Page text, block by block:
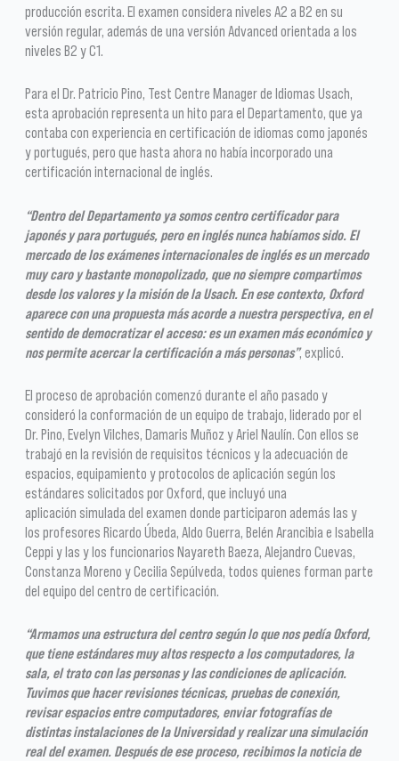
producción escrita. El examen considera niveles A2 a B2 en su
versión regular, además de una versión Advanced orientada a los
niveles B2 y C1.
Para el Dr. Patricio Pino, Test Centre Manager de Idiomas Usach,
esta aprobación representa un hito para el Departamento, que ya
contaba con experiencia en certificación de idiomas como japonés
y portugués, pero que hasta ahora no había incorporado una
certificación internacional de inglés.
“Dentro del Departamento ya somos centro certificador para
japonés y para portugués, pero en inglés nunca habíamos sido. El
mercado de los exámenes internacionales de inglés es un mercado
muy caro y bastante monopolizado, que no siempre compartimos
desde los valores y la misión de la Usach. En ese contexto, Oxford
aparece con una propuesta más acorde a nuestra perspectiva, en el
sentido de democratizar el acceso: es un examen más económico y
nos permite acercar la certificación a más personas”, explicó.
El proceso de aprobación comenzó durante el año pasado y
consideró la conformación de un equipo de trabajo, liderado por el
Dr. Pino, Evelyn Vilches, Damaris Muñoz y Ariel Naulín. Con ellos se
trabajó en la revisión de requisitos técnicos y la adecuación de
espacios, equipamiento y protocolos de aplicación según los
estándares solicitados por Oxford, que incluyó una
aplicación simulada del examen donde participaron además las y
los profesores Ricardo Úbeda, Aldo Guerra, Belén Arancibia e Isabella
Ceppi y las y los funcionarios Nayareth Baeza, Alejandro Cuevas,
Constanza Moreno y Cecilia Sepúlveda, todos quienes forman parte
del equipo del centro de certificación.
“Armamos una estructura del centro según lo que nos pedía Oxford,
que tiene estándares muy altos respecto a los computadores, la
sala, el trato con las personas y las condiciones de aplicación.
Tuvimos que hacer revisiones técnicas, pruebas de conexión,
revisar espacios entre computadores, enviar fotografías de
distintas instalaciones de la Universidad y realizar una simulación
real del examen. Después de ese proceso, recibimos la noticia de